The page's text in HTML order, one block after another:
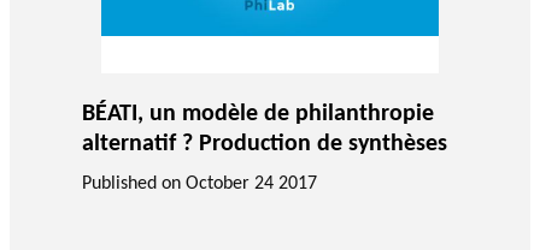
BÉATI, un modèle de philanthropie
alternatif ? Production de synthèses
Published on October 24 2017